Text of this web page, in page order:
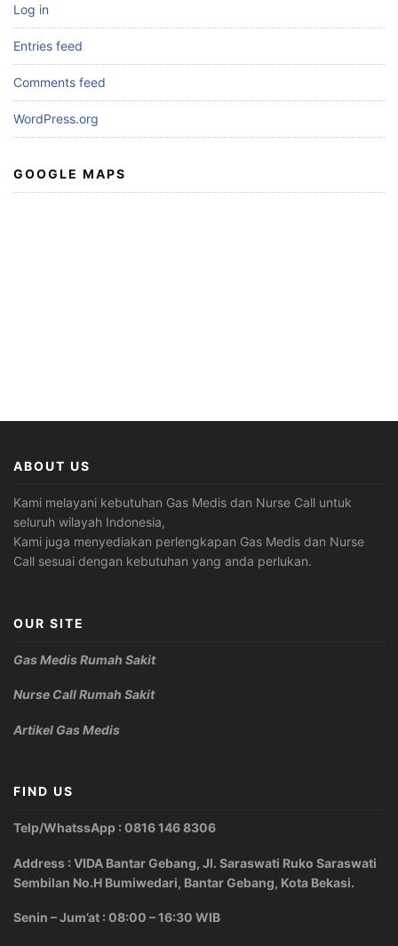
Log in
Entries feed
Comments feed
WordPress.org
GOOGLE MAPS
ABOUT US
Kami melayani kebutuhan Gas Medis dan Nurse Call untuk
seluruh wilayah Indonesia,
Kami juga menyediakan perlengkapan Gas Medis dan Nurse
Call sesuai dengan kebutuhan yang anda perlukan.
OUR SITE
Gas Medis Rumah Sakit
Nurse Call Rumah Sakit
Artikel Gas Medis
FIND US
Telp/WhatssApp : 0816 146 8306
Address : VIDA Bantar Gebang, Jl. Saraswati Ruko Saraswati
Sembilan No.H Bumiwedari, Bantar Gebang, Kota Bekasi.
Senin – Jum’at : 08:00 – 16:30 WIB